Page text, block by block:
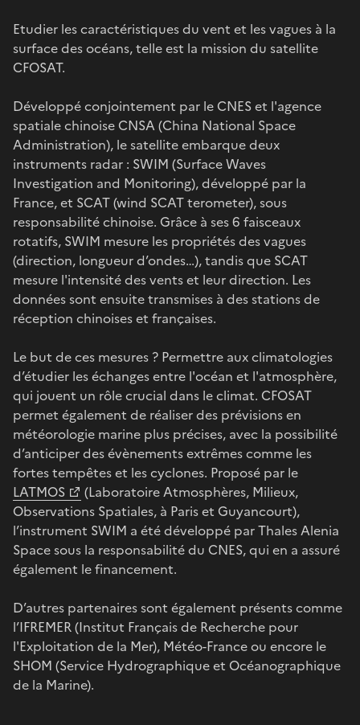
Etudier les caractéristiques du vent et les vagues à la
surface des océans, telle est la mission du satellite
CFOSAT.
Développé conjointement par le CNES et l'agence
spatiale chinoise CNSA (China National Space
Administration), le satellite embarque deux
instruments radar : SWIM (Surface Waves
Investigation and Monitoring), développé par la
France, et SCAT (wind SCAT terometer), sous
responsabilité chinoise. Grâce à ses 6 faisceaux
rotatifs, SWIM mesure les propriétés des vagues
(direction, longueur d’ondes…), tandis que SCAT
mesure l'intensité des vents et leur direction. Les
données sont ensuite transmises à des stations de
réception chinoises et françaises.
Le but de ces mesures ? Permettre aux climatologies
d’étudier les échanges entre l'océan et l'atmosphère,
qui jouent un rôle crucial dans le climat. CFOSAT
permet également de réaliser des prévisions en
météorologie marine plus précises, avec la possibilité
d’anticiper des évènements extrêmes comme les
fortes tempêtes et les cyclones. Proposé par le
LATMOS
(Laboratoire Atmosphères, Milieux,
Observations Spatiales, à Paris et Guyancourt),
l’instrument SWIM a été développé par Thales Alenia
Space sous la responsabilité du CNES, qui en a assuré
également le financement.
D’autres partenaires sont également présents comme
l’IFREMER (Institut Français de Recherche pour
l'Exploitation de la Mer), Météo-France ou encore le
SHOM (Service Hydrographique et Océanographique
de la Marine).